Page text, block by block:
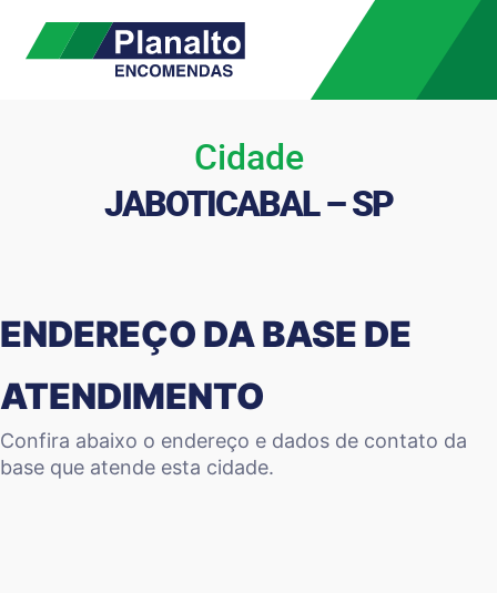
Cidade
JABOTICABAL – SP
ENDEREÇO DA BASE DE
ATENDIMENTO
Confira abaixo o endereço e dados de contato da
base que atende esta cidade.